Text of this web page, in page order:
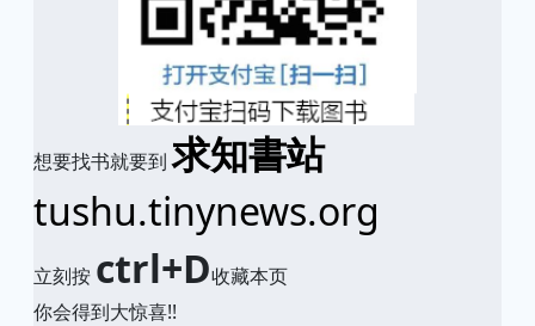
想要找书就要到求知書站
tushu.tinynews.org
立刻按 ctrl+D收藏本页
你会得到大惊喜!!